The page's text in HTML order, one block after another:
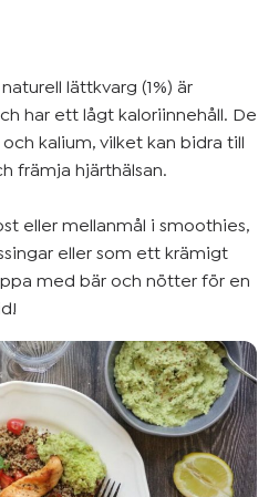
lättkvarg (1%) är
har ett lågt kaloriinnehåll. De
kalium, vilket kan bidra till
främja hjärthälsan.
eller mellanmål i smoothies,
eller som ett krämigt
med bär och nötter för en